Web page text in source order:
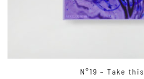
N°19 – Take this